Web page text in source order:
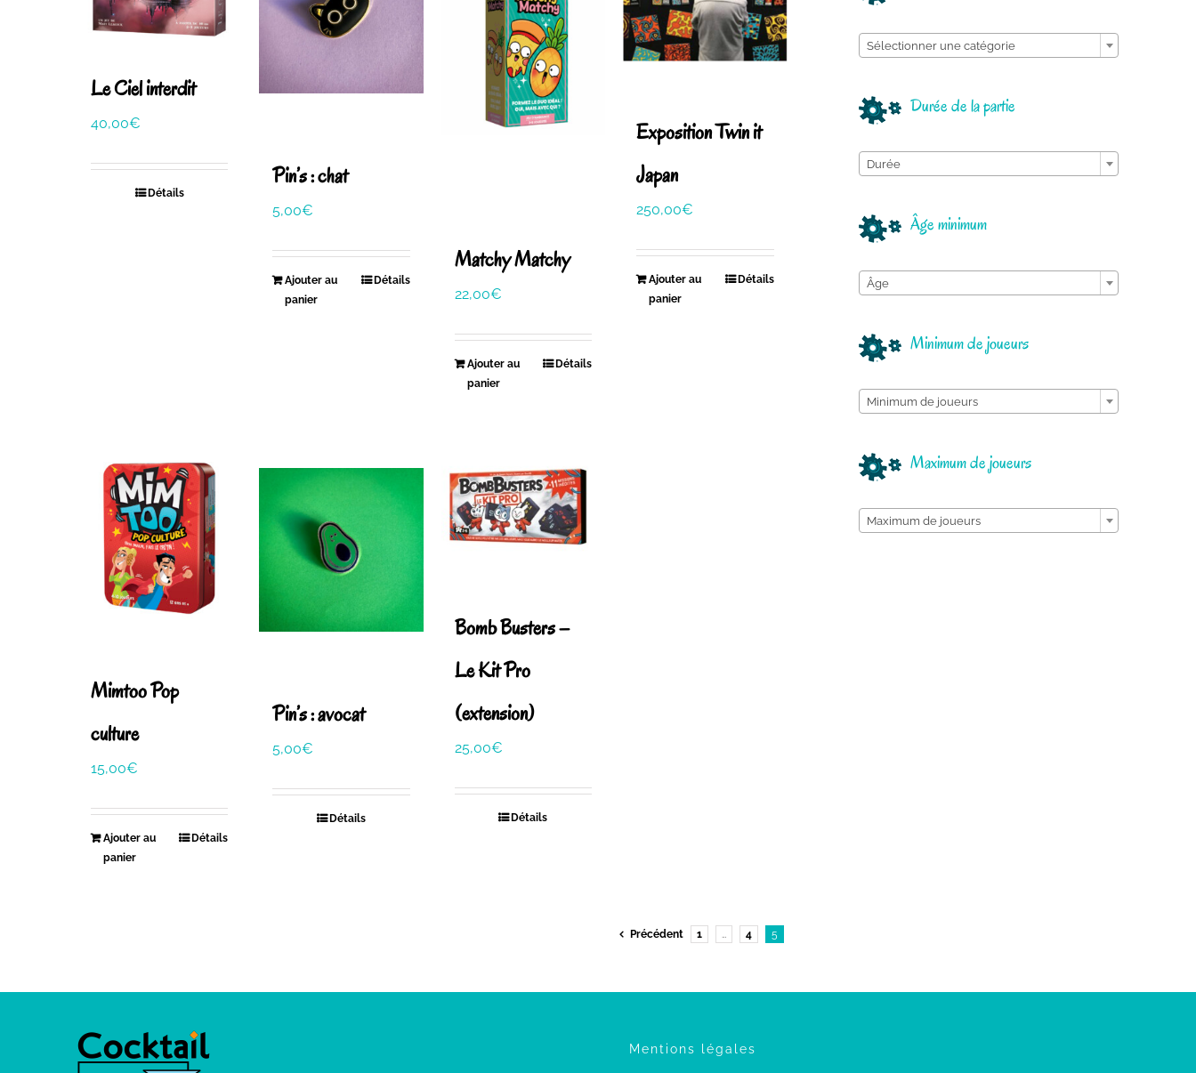
Le Ciel interdit
40,00€
Détails
Pin’s : chat
5,00€
Ajouter au
panier
Détails
Matchy Matchy
22,00€
Ajouter au
panier
Détails
Exposition Twin it
Japan
250,00€
Ajouter au
panier
Détails
Mimtoo Pop
culture
15,00€
Ajouter au
panier
Détails
Pin’s : avocat
5,00€
Détails
Bomb Busters –
Le Kit Pro
(extension)
25,00€
Détails
Précédent 1 … 4 5
Sélectionner une catégorie
Durée de la partie
Durée
Âge minimum
Âge
Minimum de joueurs
Minimum de joueurs
Maximum de joueurs
Maximum de joueurs
Mentions légales